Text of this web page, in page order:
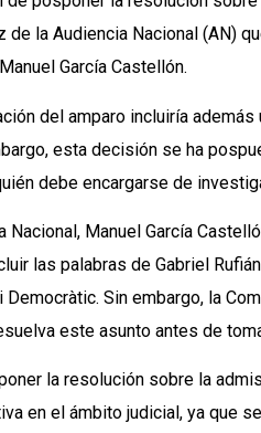
de la Audiencia Nacional (AN)
García Castellón.
del amparo incluiría
esta decisión se ha
debe encargarse de
Nacional, Manuel García
las palabras de Gabriel
Democràtic. Sin embargo, la
este asunto antes de
la resolución sobre la
en el ámbito judicial, ya que